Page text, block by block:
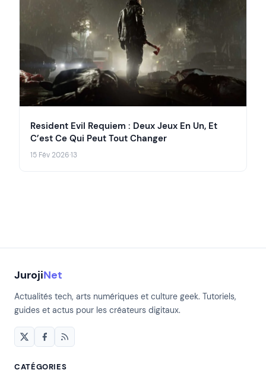
Resident Evil Requiem : Deux Jeux En Un, Et
C’est Ce Qui Peut Tout Changer
15 Fév 2026·13
JurojiNet
Actualités tech, arts numériques et culture geek. Tutoriels,
guides et actus pour les créateurs digitaux.
CATÉGORIES